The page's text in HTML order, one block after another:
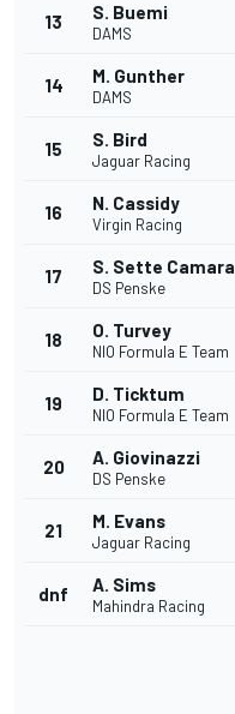
13 S. Buemi
DAMS
14 M. Gunther
DAMS
15 S. Bird
Jaguar Racing
16 N. Cassidy
Virgin Racing
17 S. Sette Camara
DS Penske
18 O. Turvey
NIO Formula E Team
19 D. Ticktum
NIO Formula E Team
20 A. Giovinazzi
DS Penske
21 M. Evans
Jaguar Racing
dnf A. Sims
Mahindra Racing